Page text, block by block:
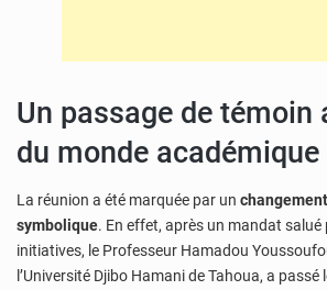
Un passage de témoin
du monde académique
La réunion a été marquée par un
symbolique. En effet, après un mandat
initiatives, le Professeur Hamadou
l’Université Djibo Hamani de Tahoua, a passé